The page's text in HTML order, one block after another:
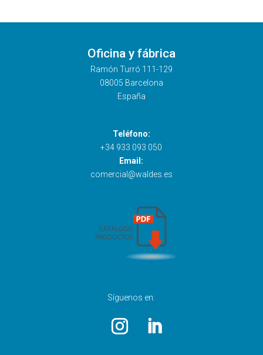
Oficina y fábrica
Ramón Turró 111-129
08005 Barcelona
España
Teléfono:
+34 933 093 050
Email:
comercial@waldes.es
Síguenos en: